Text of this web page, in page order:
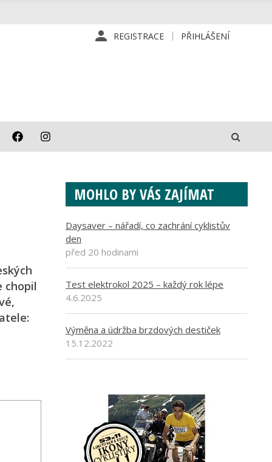
REGISTRACE PŘIHLÁŠENÍ
chopil
MOHLO BY VÁS ZAJÍMAT
Daysaver – nářadí, co zachrání cyklistův
den
před 20 hodinami
Test elektrokol 2025 – každý rok lépe
4.6.2025
Výměna a údržba brzdových destiček
15.12.2022